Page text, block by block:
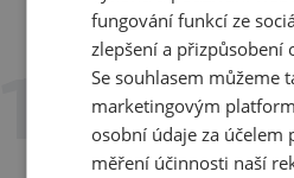
Obsah mastných kyselin v 1
Omega 3 kyseliny:
Obsah 1 tobolky
Recenze
30. 11. 2022 v
Gabriel Nagy
fungování funkcí ze
zlepšení a přizpůsobení
Se souhlasem můžeme
marketingovým
osobní údaje za účelem
měření účinnosti naší